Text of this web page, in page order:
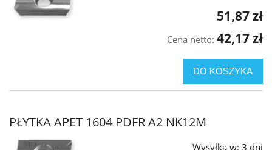
51,87 zł
Cena netto: 42,17 zł
DO KOSZYKA
PŁYTKA APET 1604 PDFR A2 NK12M
Wysyłka w: 3 dni